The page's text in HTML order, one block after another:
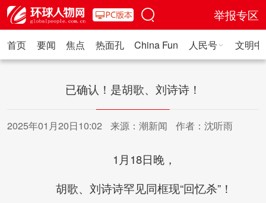
举报专区
首页 要闻 焦点 热面孔 China Fun 人民号 文明
已确认！是胡歌、刘诗诗！
2025年01月20日10:02 来源：潮新闻 作者：沈听雨
1月18日晚，
胡歌、刘诗诗罕见同框现“回忆杀”！